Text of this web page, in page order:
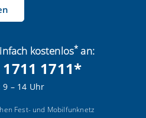
kostenlos* an:
1711*
9 – 14 Uhr
Fest- und Mobilfunknetz